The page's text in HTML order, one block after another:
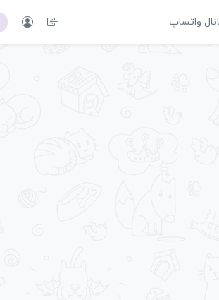
واتساپ